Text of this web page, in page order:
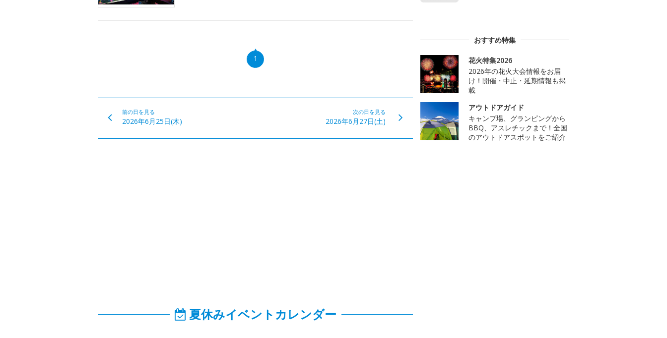
1
前の日を見る
2026年6月25日(木)
次の日を見る
2026年6月27日(土)
夏休みイベントカレンダー
おすすめ特集
花火特集2026
2026年の花火大会情報をお届
け！開催・中止・延期情報も掲
載
アウトドアガイド
キャンプ場、グランピングから
BBQ、アスレチックまで！全国
のアウトドアスポットをご紹介